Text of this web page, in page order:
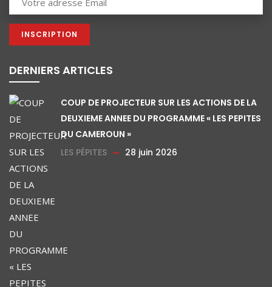
DERNIERS ARTICLES
COUP DE PROJECTEUR SUR LES ACTIONS DE LA
DEUXIEME ANNEE DU PROGRAMME « LES PEPITES
DU CAMEROUN »
LES PÉPITES
28 juin 2026